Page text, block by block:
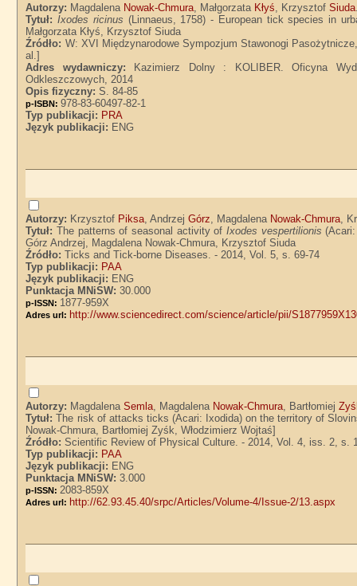
Autorzy: Magdalena Nowak-Chmura , Małgorzata Kłyś , KrzysztofSiuda
Tytuł:Ixodes ricinus (Linnaeus, 1758) - European tick species in
Małgorzata Kłyś, Krzysztof Siuda
Źródło: W: XVI Międzynarodowe Sympozjum Stawonogi
al.]
Adres wydawniczy:
Kazimierz Dolny : KOLIBER. Oficyna
Odkleszczowych, 2014
Opis fizyczny:S. 84-85
p-ISBN:978-83-60497-82-1
Typ publikacji: PRA
Język publikacji: ENG
Autorzy: Krzysztof Piksa , AndrzejGórz , Magdalena Nowak-Chmura ,
Tytuł:The patterns of seasonal activity ofIxodes vespertilionis
Górz Andrzej, Magdalena Nowak-Chmura, Krzysztof Siuda
Źródło:Ticks and Tick-borne Diseases. - 2014, Vol. 5, s. 69-74
Typ publikacji: PAA
Język publikacji: ENG
Punktacja MNiSW:30.000
p-ISSN: 1877-959X
Adres url: http://www.sciencedirect.com/science/article/pii/
Autorzy: MagdalenaSemla , Magdalena Nowak-Chmura , Bartłomiej
Tytuł:The risk of attacks ticks (Acari: Ixodida) on the territory of
Nowak-Chmura, Bartłomiej Zyśk, Włodzimierz Wojtaś]
Źródło:Scientific Review of Physical Culture. - 2014, Vol. 4, iss. 2, s.
Typ publikacji: PAA
Język publikacji: ENG
Punktacja MNiSW:3.000
p-ISSN: 2083-859X
Adres url: http://62.93.45.40/srpc/Articles/Volume-4/Issue-2/13.aspx